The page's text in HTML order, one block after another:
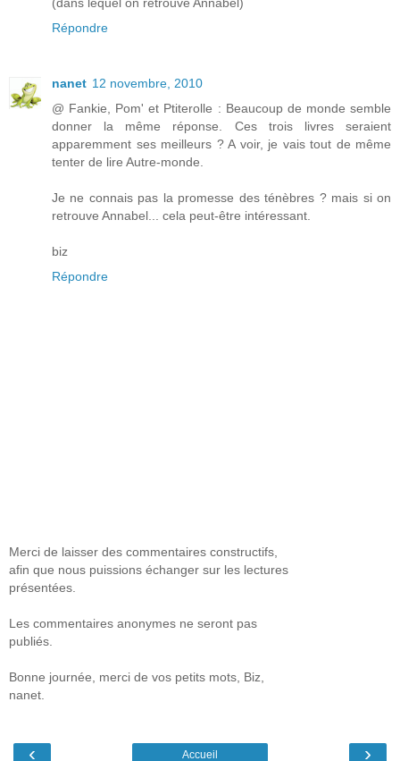
Répondre
nanet 12 novembre, 2010
@ Fankie, Pom' et Ptiterolle : Beaucoup de monde semble
donner la même réponse. Ces trois livres seraient
apparemment ses meilleurs ? A voir, je vais tout de même
tenter de lire Autre-monde.
Je ne connais pas la promesse des ténèbres ? mais si on
retrouve Annabel... cela peut-être intéressant.
biz
Répondre
Merci de laisser des commentaires constructifs,
afin que nous puissions échanger sur les lectures
présentées.
Les commentaires anonymes ne seront pas
publiés.
Bonne journée, merci de vos petits mots, Biz,
nanet.
‹ ›
Accueil